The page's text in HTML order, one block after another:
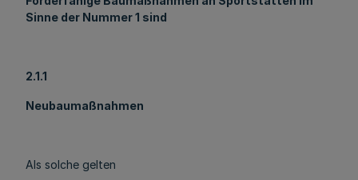
Sinne der Nummer 1 sind
2.1.1
Neubaumaßnahmen
Als solche gelten